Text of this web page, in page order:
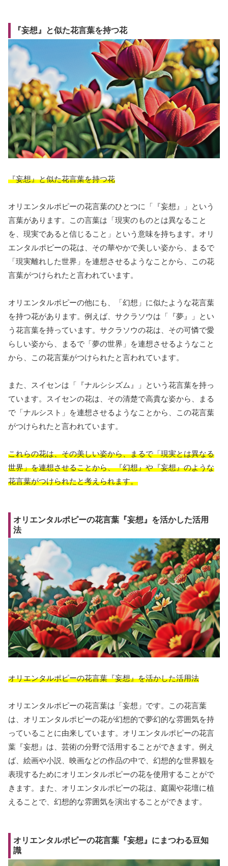
『妄想』と似た花言葉を持つ花
『妄想』と似た花言葉を持つ花
オリエンタルポピーの花言葉のひとつに「『妄想』」という
言葉があります。この言葉は「現実のものとは異なること
を、現実であると信じること」という意味を持ちます。オリ
エンタルポピーの花は、その華やかで美しい姿から、まるで
「現実離れした世界」を連想させるようなことから、この花
言葉がつけられたと言われています。
オリエンタルポピーの他にも、「幻想」に似たような花言葉
を持つ花があります。例えば、サクラソウは「『夢』」とい
う花言葉を持っています。サクラソウの花は、その可憐で愛
らしい姿から、まるで「夢の世界」を連想させるようなこと
から、この花言葉がつけられたと言われています。
また、スイセンは「『ナルシシズム』」という花言葉を持っ
ています。スイセンの花は、その清楚で高貴な姿から、まる
で「ナルシスト」を連想させるようなことから、この花言葉
がつけられたと言われています。
これらの花は、その美しい姿から、まるで「現実とは異なる
世界」を連想させることから、『幻想』や『妄想』のような
花言葉がつけられたと考えられます。
オリエンタルポピーの花言葉『妄想』を活かした活用
法
オリエンタルポピーの花言葉『妄想』を活かした活用法
オリエンタルポピーの花言葉は「妄想」です。この花言葉
は、オリエンタルポピーの花が幻想的で夢幻的な雰囲気を持
っていることに由来しています。オリエンタルポピーの花言
葉『妄想』は、芸術の分野で活用することができます。例え
ば、絵画や小説、映画などの作品の中で、幻想的な世界観を
表現するためにオリエンタルポピーの花を使用することがで
きます。また、オリエンタルポピーの花は、庭園や花壇に植
えることで、幻想的な雰囲気を演出することができます。
オリエンタルポピーの花言葉『妄想』にまつわる豆知
識